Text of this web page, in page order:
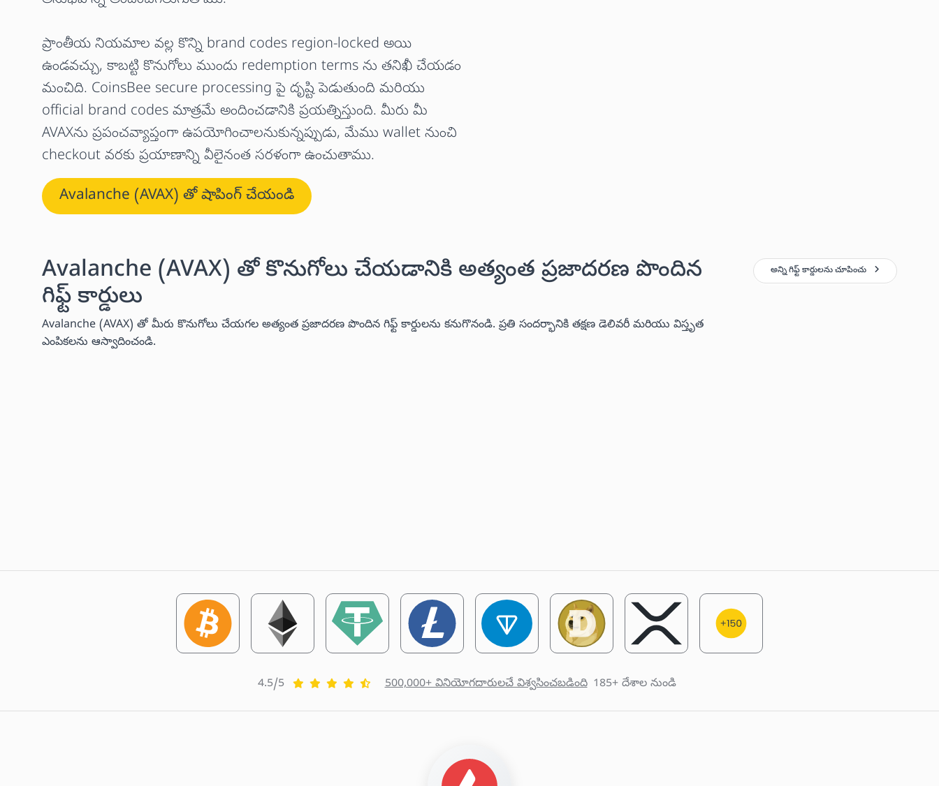
ప్రాంతీయ నియమాల వల్ల కొన్ని brand codes region-locked అయి
ఉండవచ్చు, కాబట్టి కొనుగోలు ముందు redemption terms ను తనిఖీ చేయడం
మంచిది. CoinsBee secure processing పై దృష్టి పెడుతుంది మరియు
official brand codes మాత్రమే అందించడానికి ప్రయత్నిస్తుంది. మీరు మీ
AVAXను ప్రపంచవ్యాప్తంగా ఉపయోగించాలనుకున్నప్పుడు, మేము wallet నుంచి
checkout వరకు ప్రయాణాన్ని వీలైనంత సరళంగా ఉంచుతాము.
Avalanche (AVAX) తో షాపింగ్ చేయండి
Avalanche (AVAX) తో కొనుగోలు చేయడానికి అత్యంత ప్రజాదరణ పొందిన
గిఫ్ట్ కార్డులు
Avalanche (AVAX) తో మీరు కొనుగోలు చేయగల అత్యంత ప్రజాదరణ పొందిన గిఫ్ట్ కార్డులను కనుగొనండి. ప్రతి సందర్భానికి తక్షణ డెలివరీ మరియు విస్తృత
ఎంపికలను ఆస్వాదించండి.
అన్ని గిఫ్ట్ కార్డులను చూపించు
4.5/5 500,000+ వినియోగదారులచే విశ్వసించబడింది 185+ దేశాల నుండి